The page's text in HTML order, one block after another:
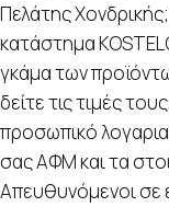
Πελάτης
κατάστημα
γκάμα των
δείτε τις τιμές
προσωπικό
σας ΑΦΜ και τα
Απευθυνόμενοι σε